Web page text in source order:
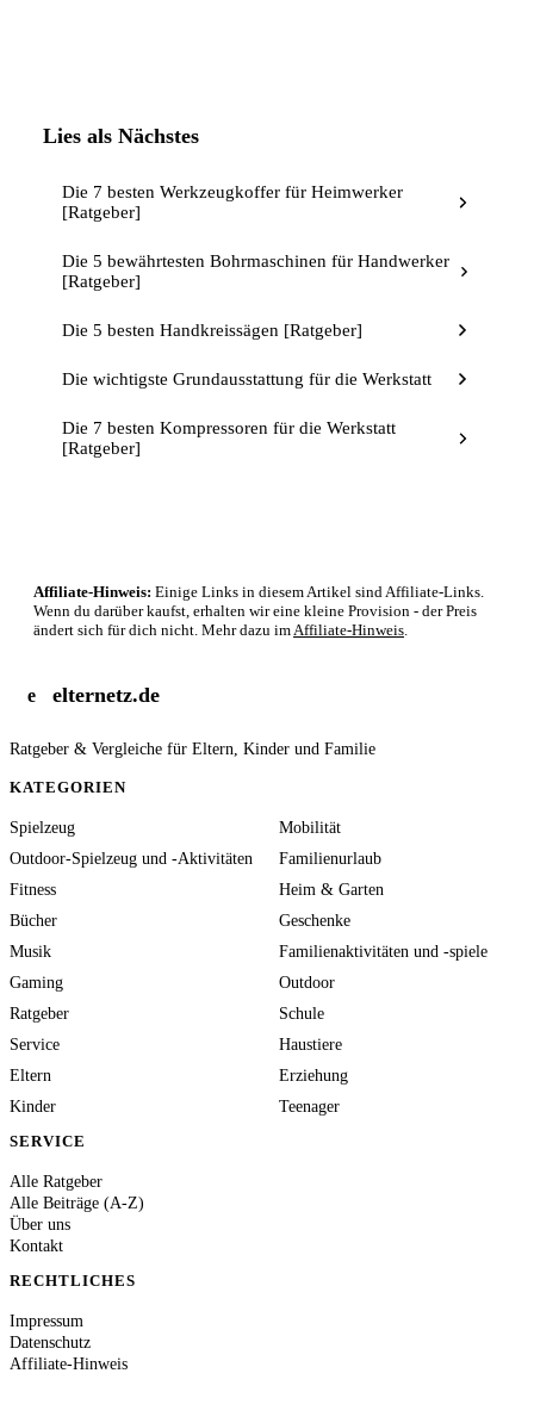
Lies als Nächstes
Die 7 besten Werkzeugkoffer für Heimwerker
[Ratgeber]
Die 5 bewährtesten Bohrmaschinen für Handwerker
[Ratgeber]
Die 5 besten Handkreissägen [Ratgeber]
Die wichtigste Grundausstattung für die Werkstatt
Die 7 besten Kompressoren für die Werkstatt
[Ratgeber]
Affiliate-Hinweis: Einige Links in diesem Artikel sind Affiliate-Links.
Wenn du darüber kaufst, erhalten wir eine kleine Provision - der Preis
ändert sich für dich nicht. Mehr dazu im Affiliate-Hinweis
e elternetz.de
Ratgeber & Vergleiche für Eltern, Kinder und Familie
KATEGORIEN
Spielzeug
Mobilität
Outdoor-Spielzeug und -Aktivitäten
Familienurlaub
Fitness
Heim & Garten
Bücher
Geschenke
Musik
Familienaktivitäten und -spiele
Gaming
Outdoor
Ratgeber
Schule
Service
Haustiere
Eltern
Erziehung
Kinder
Teenager
SERVICE
Alle Ratgeber
Alle Beiträge (A-Z)
Über uns
Kontakt
RECHTLICHES
Impressum
Datenschutz
Affiliate-Hinweis